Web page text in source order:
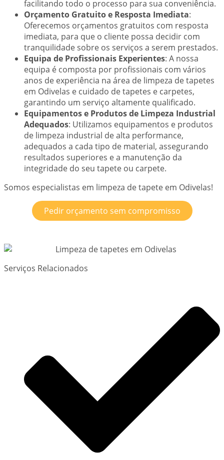
facilitando todo o processo para sua conveniência.
Orçamento Gratuito e Resposta Imediata:
Oferecemos orçamentos gratuitos com resposta
imediata, para que o cliente possa decidir com
tranquilidade sobre os serviços a serem prestados.
Equipa de Profissionais Experientes: A nossa
equipa é composta por profissionais com vários
anos de experiência na área de limpeza de tapetes
em Odivelas e cuidado de tapetes e carpetes,
garantindo um serviço altamente qualificado.
Equipamentos e Produtos de Limpeza Industrial
Adequados: Utilizamos equipamentos e produtos
de limpeza industrial de alta performance,
adequados a cada tipo de material, assegurando
resultados superiores e a manutenção da
integridade do seu tapete ou carpete.
Somos especialistas em limpeza de tapete em Odivelas!
Pedir orçamento sem compromisso
Serviços Relacionados